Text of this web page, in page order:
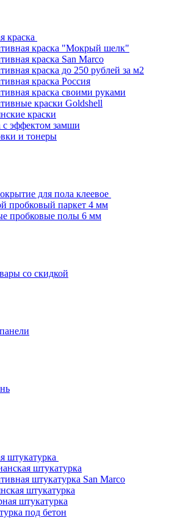
краска
краска "Мокрый шелк"
краска San Marco
краска до 250 рублей за м2
краска Россия
краска своими руками
краски Goldshell
краски
с эффектом замши
и тонеры
для пола клеевое
пробковый паркет 4 мм
пробковые полы 6 мм
со скидкой
штукатурка
штукатурка
штукатурка San Marco
штукатурка
штукатурка
под бетон